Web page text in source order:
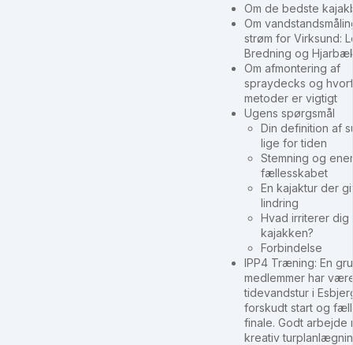
Om de bedste
Om
strøm for Virksund:
Bredning og
Om afmontering af
spraydecks og
metoder er vigtigt
Ugens spørgsmål
Din definition af
lige for tiden
Stemning og
fællesskabet
En kajaktur der
lindring
Hvad irriterer dig
kajakken?
Forbindelse
IPP4 Træning: En
medlemmer har
tidevandstur i
forskudt start og
finale. Godt arbejde
kreativ